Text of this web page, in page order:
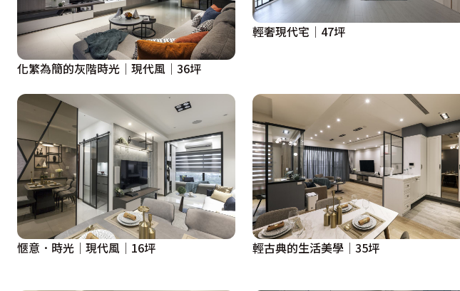
化繁為簡的灰階時光│現代風│36坪
輕奢現代宅│47坪
愜意．時光│現代風│16坪 輕古典的生活美學│35坪